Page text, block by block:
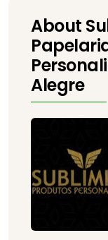
About
Alegre